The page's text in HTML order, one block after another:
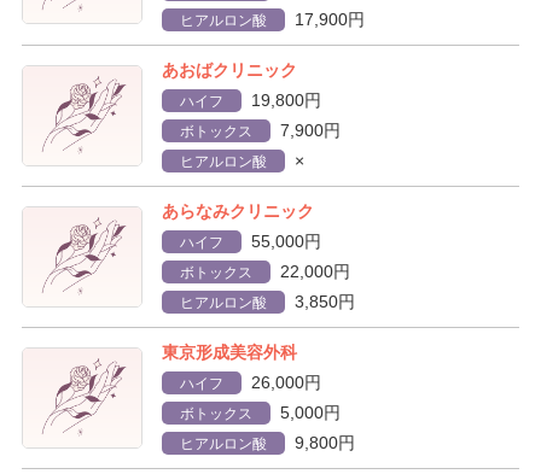
ヒアルロン酸 17,900円
あおばクリニック
ハイフ 19,800円
ボトックス 7,900円
ヒアルロン酸 ×
あらなみクリニック
ハイフ 55,000円
ボトックス 22,000円
ヒアルロン酸 3,850円
東京形成美容外科
ハイフ 26,000円
ボトックス 5,000円
ヒアルロン酸 9,800円